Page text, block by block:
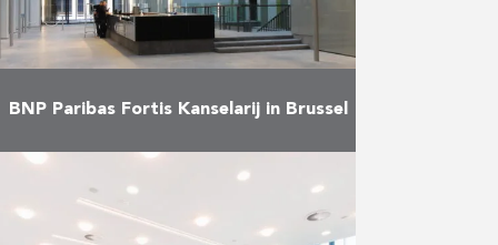
BNP Paribas Fortis Kanselarij in Brussel
Inrichting van het kantoor
Kanselarij van BNP Paribas Fortis
in Brussel. De werken omvatten
loten 5 en 7, met name het